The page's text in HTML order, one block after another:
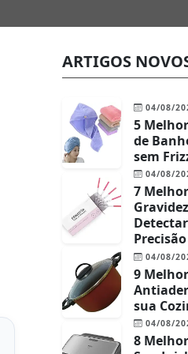
ARTIGOS
04/08/
5
de
sem
04/08/
7
Precisão
04/08/
9
sua
04/08/
8